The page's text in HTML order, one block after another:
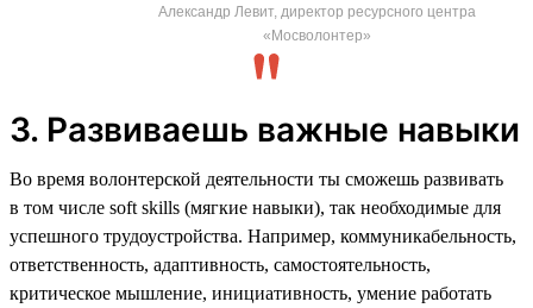
Александр Левит, директор ресурсного центра
«Мосволонтер»
3. Развиваешь важные навыки
Во время волонтерской деятельности ты сможешь развивать
в том числе soft skills (мягкие навыки), так необходимые для
успешного трудоустройства. Например, коммуникабельность,
ответственность, адаптивность, самостоятельность,
критическое мышление, инициативность, умение работать